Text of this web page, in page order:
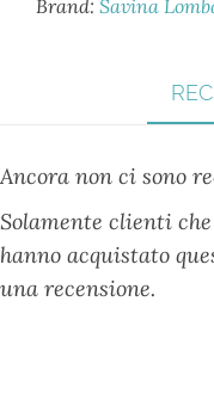
Brand: Savina
Ancora non ci sono
Solamente clienti
hanno acquistato
una recensione.